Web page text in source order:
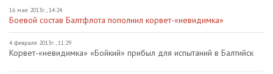
16 мая 2013г., 14:24
Боевой состав Балтфлота пополнил корвет-«невидимка»
4 февраля 2013г., 11:29
Корвет-«невидимка» «Бойкий» прибыл для испытаний в Балтийск